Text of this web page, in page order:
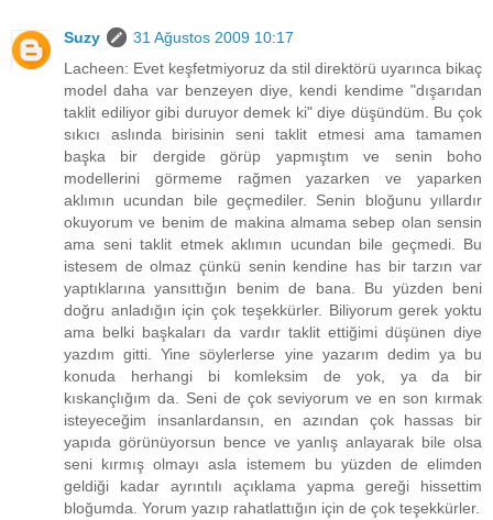
Suzy
31 Ağustos 2009 10:17
Lacheen: Evet keşfetmiyoruz da stil direktörü uyarınca bikaç
model daha var benzeyen diye, kendi kendime "dışarıdan
taklit ediliyor gibi duruyor demek ki" diye düşündüm. Bu çok
sıkıcı aslında birisinin seni taklit etmesi ama tamamen
başka bir dergide görüp yapmıştım ve senin boho
modellerini görmeme rağmen yazarken ve yaparken
aklımın ucundan bile geçmediler. Senin bloğunu yıllardır
okuyorum ve benim de makina almama sebep olan sensin
ama seni taklit etmek aklımın ucundan bile geçmedi. Bu
istesem de olmaz çünkü senin kendine has bir tarzın var
yaptıklarına yansıttığın benim de bana. Bu yüzden beni
doğru anladığın için çok teşekkürler. Biliyorum gerek yoktu
ama belki başkaları da vardır taklit ettiğimi düşünen diye
yazdım gitti. Yine söylerlerse yine yazarım dedim ya bu
konuda herhangi bi komleksim de yok, ya da bir
kıskançlığım da. Seni de çok seviyorum ve en son kırmak
isteyeceğim insanlardansın, en azından çok hassas bir
yapıda görünüyorsun bence ve yanlış anlayarak bile olsa
seni kırmış olmayı asla istemem bu yüzden de elimden
geldiği kadar ayrıntılı açıklama yapma gereği hissettim
bloğumda. Yorum yazıp rahatlattığın için de çok teşekkürler.